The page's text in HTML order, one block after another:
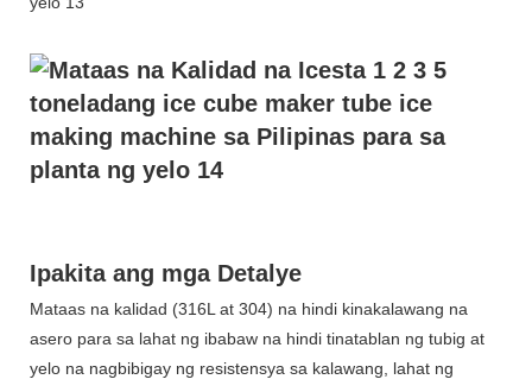
Ipakita ang mga Detalye
Mataas na kalidad (316L at 304) na hindi kinakalawang na
asero para sa lahat ng ibabaw na hindi tinatablan ng tubig at
yelo na nagbibigay ng resistensya sa kalawang, lahat ng